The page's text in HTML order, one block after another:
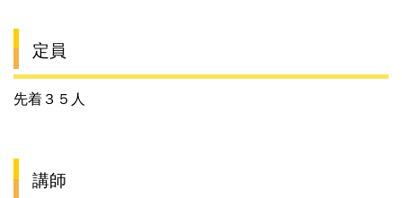
定員
先着３５人
講師